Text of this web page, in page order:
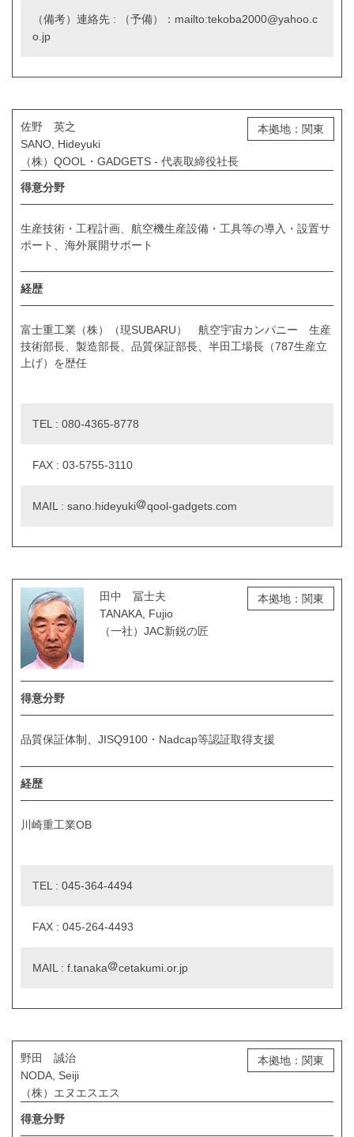
（備考）連絡先 : （予備）：mailto:tekoba2000@yahoo.c
o.jp
佐野 英之
SANO, Hideyuki
（株）QOOL・GADGETS - 代表取締役社長
本拠地：関東
得意分野
生産技術・工程計画、航空機生産設備・工具等の導入・設置サ
ポート、海外展開サポート
経歴
富士重工業（株）（現SUBARU） 航空宇宙カンパニー 生産
技術部長、製造部長、品質保証部長、半田工場長（787生産立
上げ）を歴任
TEL : 080-4365-8778
FAX : 03-5755-3110
MAIL : sano.hideyuki qool-gadgets.com
田中 冨士夫
TANAKA, Fujio
（一社）JAC新鋭の匠
本拠地：関東
得意分野
品質保証体制、JISQ9100・Nadcap等認証取得支援
経歴
川崎重工業OB
TEL : 045-364-4494
FAX : 045-264-4493
MAIL : f.tanaka cetakumi.or.jp
野田 誠治
NODA, Seiji
（株）エヌエスエス
本拠地：関東
得意分野